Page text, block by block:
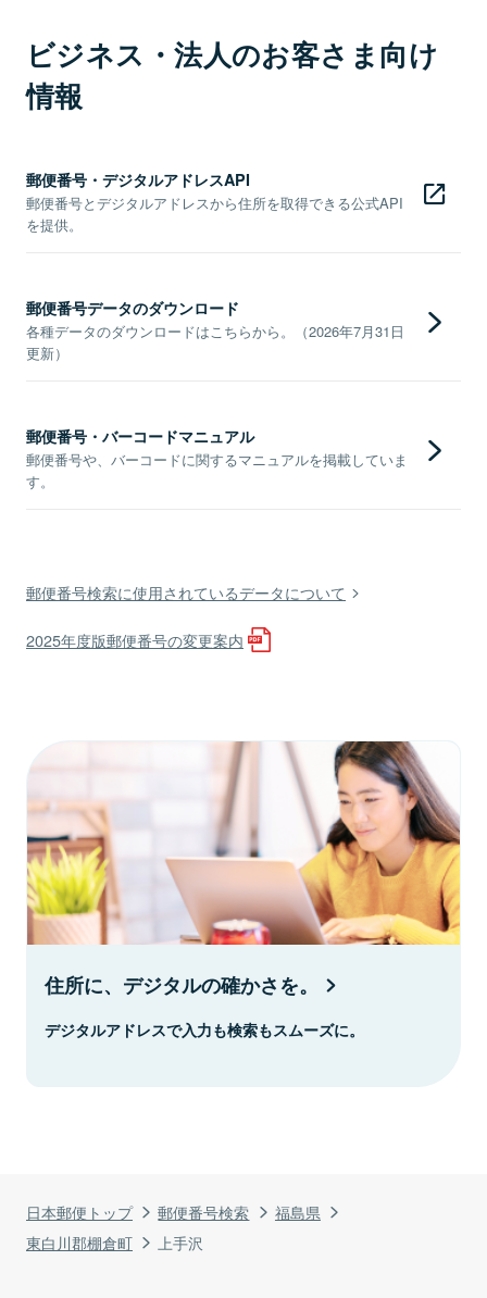
日本郵便トップ 郵便番号検索
福島県
東白川郡棚倉町
上手沢
ビジネス・法人のお客さま向け
情報
郵便番号・デジタルアドレスAPI
郵便番号とデジタルアドレスから住所を取得できる公式API
を提供。
郵便番号データのダウンロード
各種データのダウンロードはこちらから。（2026年7月31日
更新）
郵便番号・バーコードマニュアル
郵便番号や、バーコードに関するマニュアルを掲載していま
す。
郵便番号検索に使用されているデータについて
2025年度版郵便番号の変更案内
住所に、デジタルの確かさを。
デジタルアドレスで入力も検索もスムーズに。